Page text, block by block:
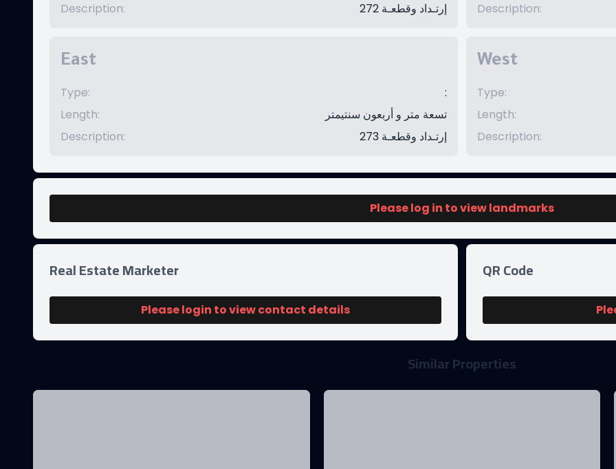
Description: إرتـداد وقطعـة 272
Description:
East
Type:
:
Length:
تسعة متر و أربعون سنتيمتر
Description: إرتـداد وقطعـة 273
West
Type:
Length:
Description:
Please log in to view landmarks
Real Estate Marketer
Please login to view contact details
QR Code
Similar Properties